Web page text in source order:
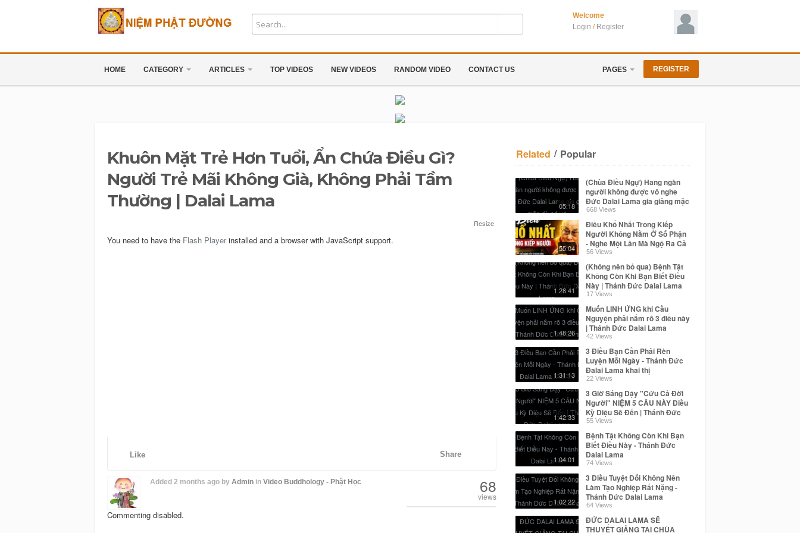
Welcome
Login / Register
HOME CATEGORY ARTICLES TOP VIDEOS NEW VIDEOS RANDOM VIDEO CONTACT US PAGES REGISTER
Khuôn Mặt Trẻ Hơn Tuổi, Ẩn Chứa Điều Gì?
Người Trẻ Mãi Không Già, Không Phải Tầm
Thường | Dalai Lama
Resize
You need to have the Flash Playerinstalled and a browser with JavaScript support.
Like Share
Added 2 months agoby Adminin Video Buddhology - Phật Học 68
views
Commenting disabled.
Related / Popular
05:18
(Chùa Điều Ngự) Hang ngàn
người không được vô nghe
Đức Dalai Lama gia giảng mặc
dù có vé
668 Views
55:04
Điều Khổ Nhất Trong Kiếp
Người Không Nằm Ở Số Phận
- Nghe Một Lần Mà Ngộ Ra Cả
Đời | Đức Dalai Lama
56 Views
1:28:41
(Không nên bỏ qua) Bệnh Tật
Không Còn Khi Bạn Biết Điều
Này | Thánh Đức Dalai Lama
17 Views
1:48:26
Muốn LINH ỨNG khi Cầu
Nguyện phải nắm rõ 3 điều này
| Thánh Đức Dalai Lama
42 Views
1:31:13
3 Điều Bạn Cần Phải Rèn
Luyện Mỗi Ngày - Thánh Đức
Đalai Lama khai thị
22 Views
1:42:33
3 Giờ Sáng Dậy "Cứu Cả Đời
Người" NIỆM 5 CÂU NÀY Điều
Kỳ Diệu Sẽ Đến | Thánh Đức
Dalai Lama
55 Views
1:04:01
Bệnh Tật Không Còn Khi Bạn
Biết Điều Này - Thánh Đức
Dalai Lama
74 Views
1:02:22
3 Điều Tuyệt Đối Không Nên
Làm Tạo Nghiệp Rất Nặng -
Thánh Đức Dalai Lama
64 Views
ĐỨC DALAI LAMA SẼ
THUYẾT GIẢNG TẠI CHÙA